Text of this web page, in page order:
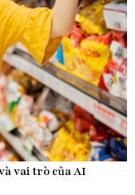
vai trò của AI